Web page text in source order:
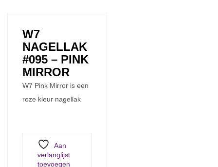
W7
NAGELLAK
#095 – PINK
MIRROR
W7 Pink Mirror is een
roze kleur nagellak
Aan
verlanglijst
toevoegen